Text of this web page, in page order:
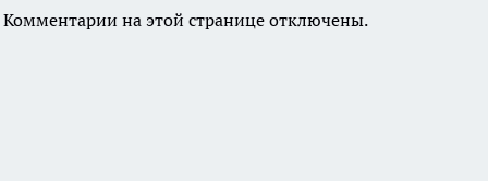
Комментарии на этой странице отключены.